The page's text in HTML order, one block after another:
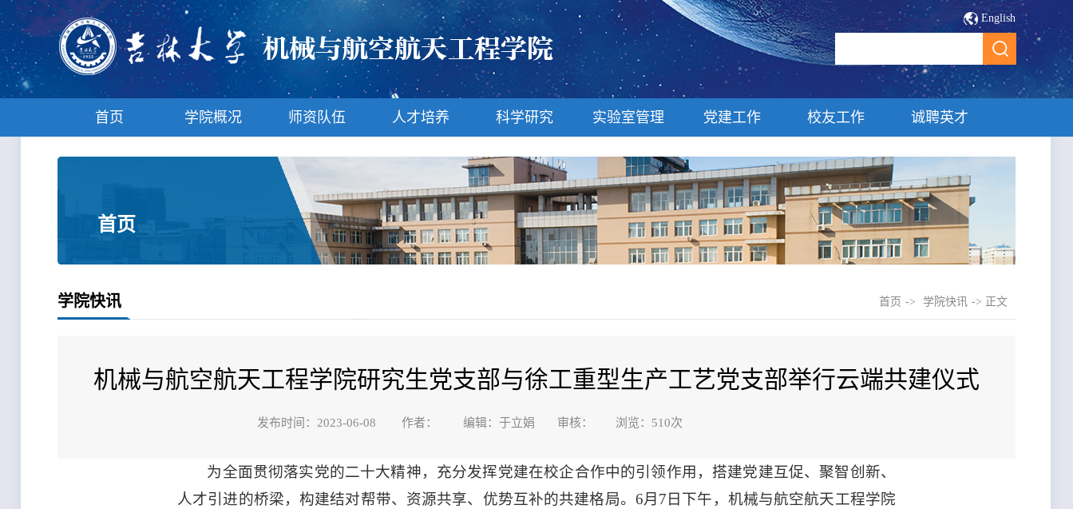
English
首页 学院概况 师资队伍 人才培养 科学研究 实验室管理 党建工作 校友工作 诚聘英才
首页
学院快讯 首页 -> 学院快讯 -> 正文
机械与航空航天工程学院研究生党支部与徐工重型生产工艺党支部举行云端共建仪式
发布时间：2023-06-08 作者： 编辑：于立娟 审核： 浏览： 510次
为全面贯彻落实党的二十大精神，充分发挥党建在校企合作中的引领作用，搭建党建互促、聚智创新、
人才引进的桥梁，构建结对帮带、资源共享、优势互补的共建格局。6月7日下午，机械与航空航天工程学院